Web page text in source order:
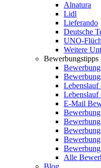
Alnatura
Lidl
Lieferando
Deutsche
UNO-
Weitere
Bewerbungstipps
Lebenslauf
Lebenslauf
E-Mail
Alle
Blog